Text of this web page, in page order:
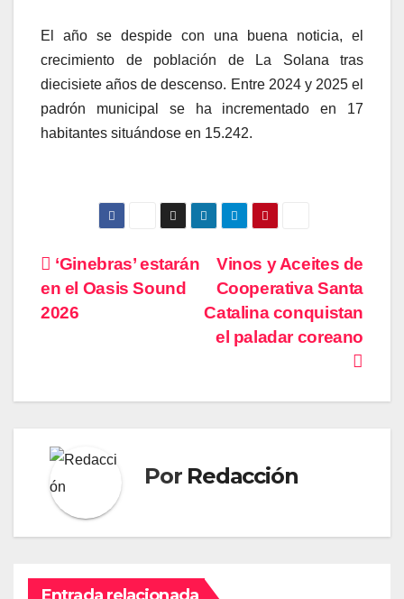
El año se despide con una buena noticia, el
crecimiento de población de La Solana tras
diecisiete años de descenso. Entre 2024 y 2025 el
padrón municipal se ha incrementado en 17
habitantes situándose en 15.242.
Navegación
de
Vinos y Aceites de
Cooperativa Santa
Catalina conquistan
el paladar coreano
‘Ginebras’ estarán
en el Oasis Sound
2026
Por Redacción